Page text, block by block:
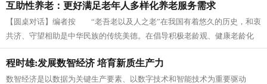
互助性养老：更好满足老年人多样化养老服务需求
【圆桌对话】编者按 “老吾老以及人之老”在我国有着悠久的历史，和衷
共济、守望相助是中华民族的传统美德。在倡导积极老龄观、健康老龄化
理念的背景下，互助性养老被赋...
程时雄:发展数智经济 培育新质生产力
数智经济是以数据为关键生产要素、以数字技术和智能技术为重要驱动